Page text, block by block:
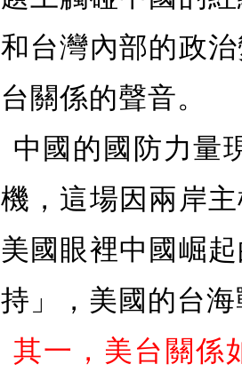
和台灣內部的政
台關係的聲音。
中國的國防力量
機，這場因兩岸
美國眼裡中國崛
持」，美國的台
其一，美台關係